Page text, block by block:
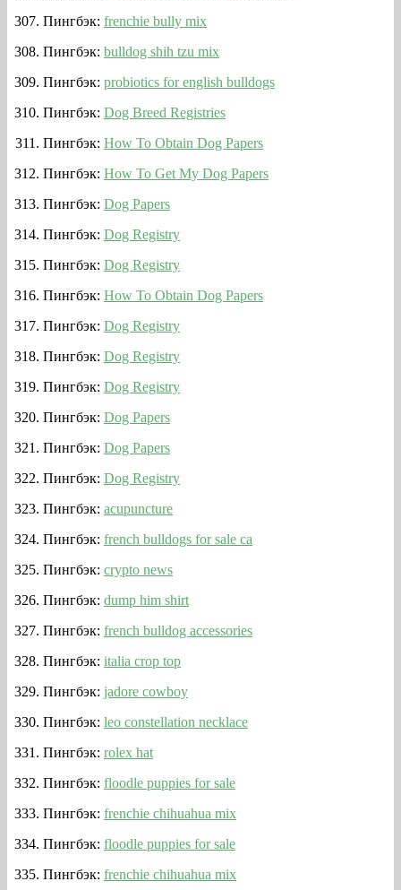
Пингбэк: frenchie bully mix
Пингбэк: bulldog shih tzu mix
Пингбэк: probiotics for english bulldogs
Пингбэк: Dog Breed Registries
Пингбэк: How To Obtain Dog Papers
Пингбэк: How To Get My Dog Papers
Пингбэк: Dog Papers
Пингбэк: Dog Registry
Пингбэк: Dog Registry
Пингбэк: How To Obtain Dog Papers
Пингбэк: Dog Registry
Пингбэк: Dog Registry
Пингбэк: Dog Registry
Пингбэк: Dog Papers
Пингбэк: Dog Papers
Пингбэк: Dog Registry
Пингбэк: acupuncture
Пингбэк: french bulldogs for sale ca
Пингбэк: crypto news
Пингбэк: dump him shirt
Пингбэк: french bulldog accessories
Пингбэк: italia crop top
Пингбэк: jadore cowboy
Пингбэк: leo constellation necklace
Пингбэк: rolex hat
Пингбэк: floodle puppies for sale
Пингбэк: frenchie chihuahua mix
Пингбэк: floodle puppies for sale
Пингбэк: frenchie chihuahua mix